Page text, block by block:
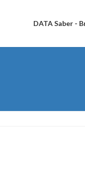
DATA Saber -